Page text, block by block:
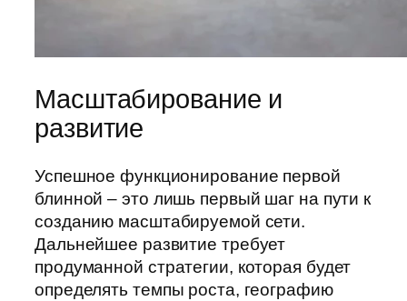
Масштабирование и
развитие
Успешное функционирование первой
блинной – это лишь первый шаг на пути к
созданию масштабируемой сети.
Дальнейшее развитие требует
продуманной стратегии, которая будет
определять темпы роста, географию